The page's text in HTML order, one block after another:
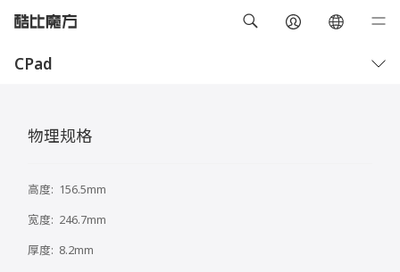
CPad
概览
物理规格
高度: 156.5mm
宽度: 246.7mm
厚度: 8.2mm